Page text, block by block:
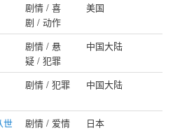
剧情 / 喜
剧 / 动作
美国
剧情 / 悬
疑 / 犯罪
中国大陆
剧情 / 犯罪 中国大陆
世
剧情 / 爱情 日本